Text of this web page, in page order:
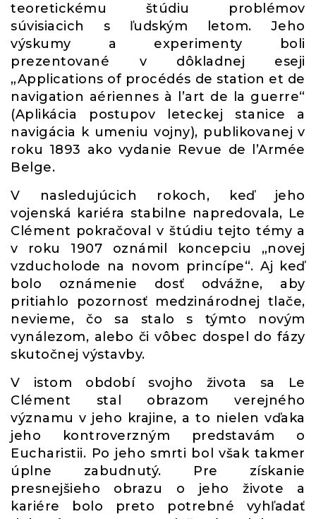
teoretickému štúdiu problémov
súvisiacich s ľudským letom. Jeho
výskumy a experimenty boli
prezentované v dôkladnej eseji
„Applications of procédés de station et de
navigation aériennes à l’art de la guerre“
(Aplikácia postupov leteckej stanice a
navigácia k umeniu vojny), publikovanej v
roku 1893 ako vydanie Revue de l’Armée
Belge.
V nasledujúcich rokoch, keď jeho
vojenská kariéra stabilne napredovala, Le
Clément pokračoval v štúdiu tejto témy a
v roku 1907 oznámil koncepciu „novej
vzducholode na novom princípe“. Aj keď
bolo oznámenie dosť odvážne, aby
pritiahlo pozornosť medzinárodnej tlače,
nevieme, čo sa stalo s týmto novým
vynálezom, alebo či vôbec dospel do fázy
skutočnej výstavby.
V istom období svojho života sa Le
Clément stal obrazom verejného
významu v jeho krajine, a to nielen vďaka
jeho kontroverzným predstavám o
Eucharistii. Po jeho smrti bol však takmer
úplne zabudnutý. Pre získanie
presnejšieho obrazu o jeho živote a
kariére bolo preto potrebné vyhľadať